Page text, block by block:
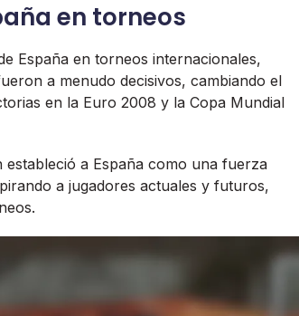
en torneos
España en torneos internacionales,
a menudo decisivos, cambiando el
en la Euro 2008 y la Copa Mundial
a España como una fuerza
a jugadores actuales y futuros,